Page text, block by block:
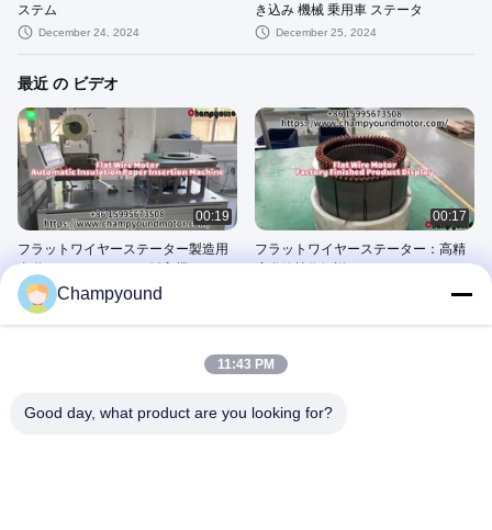
ステム
December 24, 2024
き込み 機械 乗用車 ステータ
December 25, 2024
最近 の ビデオ
00:19
フラットワイヤーステーター製造用
自動スロットライナー挿入機 |
Champyound Technology
June 19, 2025
00:17
フラットワイヤーステーター：高精
00:28
Champyound
11:43 PM
Good day, what product are you looking for?